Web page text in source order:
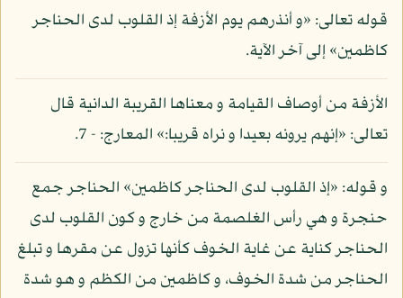
قوله تعالى: «و أنذرهم يوم الأزفة إذ القلوب لدى الحناجر
كاظمين» إلى آخر الآية.
الأزفة من أوصاف القيامة و معناها القريبة الدانية قال
تعالى: «إنهم يرونه بعيدا و نراه قريبا:» المعارج: - 7.
و قوله: «إذ القلوب لدى الحناجر كاظمين» الحناجر جمع
حنجرة و هي رأس الغلصمة من خارج و كون القلوب لدى
الحناجر كناية عن غاية الخوف كأنها تزول عن مقرها و تبلغ
الحناجر من شدة الخوف، و كاظمين من الكظم و هو شدة